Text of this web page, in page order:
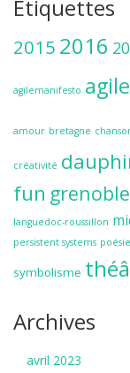
Étiquettes
2015 2016
agilemanifesto
amour bretagne
créativité
fun grenoble
languedoc-roussillon
persistent systems poésie
symbolisme
Archives
avril 2023